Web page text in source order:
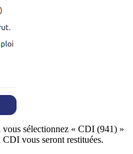
vous sélectionnez « CDI (941) »
vous seront restituées.